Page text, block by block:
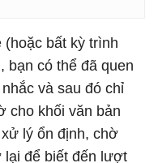
(hoặc bất kỳ trình
bạn có thể đã quen
và sau đó chỉ
cho khối văn bản
lý ổn định, chờ
lại để biết đến lượt